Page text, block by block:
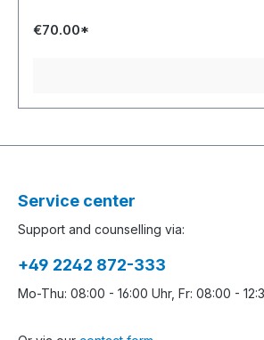
€70.00*
Service center
Support and counselling via:
+49 2242 872-333
Mo-Thu: 08:00 - 16:00 Uhr, Fr: 08:00 -